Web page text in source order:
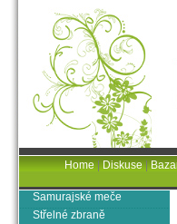
Samurajské meče
Střelné zbraně
Home|Diskuse|